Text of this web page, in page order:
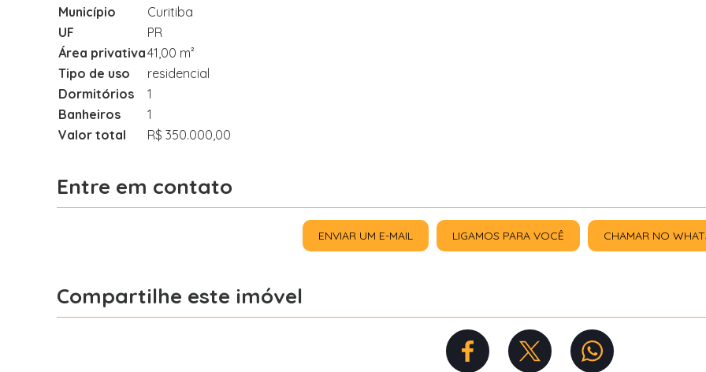
Município
Curitiba
UF
PR
Área privativa41,00 m²
Tipo de uso
residencial
Dormitórios
1
Banheiros
1
Valor total
R$ 350.000,00
Entre em contato
ENVIAR UM E-MAIL LIGAMOS PARA VOCÊ CHAMAR NO
Compartilhe este imóvel